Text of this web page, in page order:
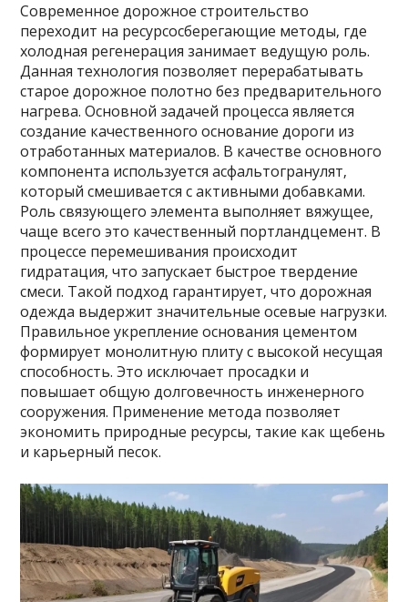
Современное дорожное строительство
переходит на ресурсосберегающие методы‚ где
холодная регенерация занимает ведущую роль.
Данная технология позволяет перерабатывать
старое дорожное полотно без предварительного
нагрева. Основной задачей процесса является
создание качественного основание дороги из
отработанных материалов. В качестве основного
компонента используется асфальтогранулят‚
который смешивается с активными добавками.
Роль связующего элемента выполняет вяжущее‚
чаще всего это качественный портландцемент. В
процессе перемешивания происходит
гидратация‚ что запускает быстрое твердение
смеси. Такой подход гарантирует‚ что дорожная
одежда выдержит значительные осевые нагрузки.
Правильное укрепление основания цементом
формирует монолитную плиту с высокой несущая
способность. Это исключает просадки и
повышает общую долговечность инженерного
сооружения. Применение метода позволяет
экономить природные ресурсы‚ такие как щебень
и карьерный песок.